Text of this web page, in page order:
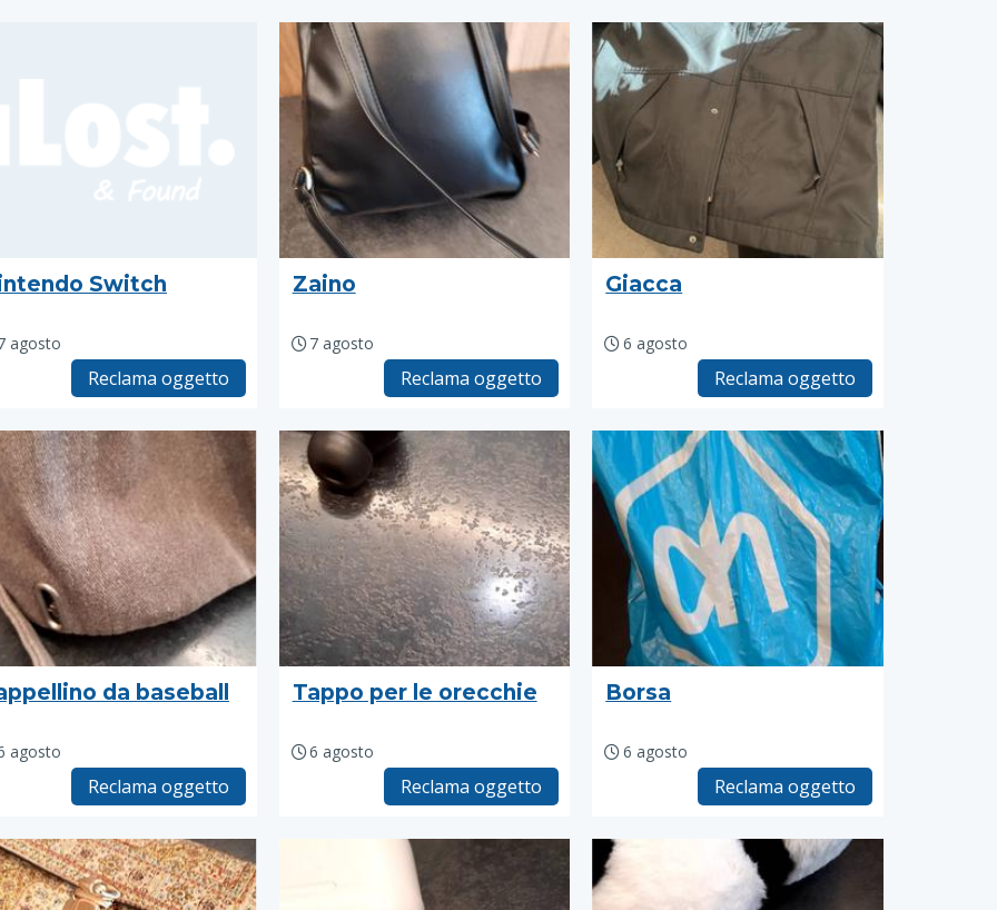
Switch
agosto
Reclama oggetto
Zaino
7 agosto
Reclama oggetto
Giacca
6 agosto
Reclama oggetto
da baseball
agosto
Reclama oggetto
Tappo per le orecchie
6 agosto
Reclama oggetto
Borsa
6 agosto
Reclama oggetto